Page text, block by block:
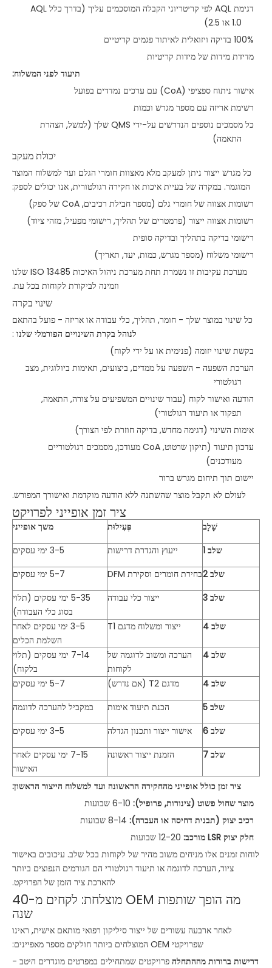
דגימת AQL לפי קריטריוני הקבלה המוסכמים עליך (בדרך כלל AQL
1.0 או 2.5)
100% בדיקה ויזואלית לאיתור פגמים קריטיים
מדידת מידות של מידות קריטיות
תיעוד לפני המשלוח:
אישור ניתוח ספציפי (CoA) עם ערכים נמדדים בפועל
רשימת אריזה עם מספר מגרש וכמות
כל מסמכים נוספים הנדרשים על-ידי QMS שלך (למשל, הצהרת
התאמה)
יכולת מעקב
כל מגרש ייצור ניתן למעקב מלא מאצוות חומרי הגלם ועד למשלוח המוצר
המוגמר. במקרה של בעיית איכות או חקירה רגולטורית, אנו יכולים לספק:
רשומות אצווה של חומרי גלם (מספר חבילת רכיבים, CoA של ספק)
רשומות אצווה ייצור (פרמטרים של תהליך, רישומי מפעיל, מזהי ציוד)
רישומי בדיקה בתהליך ובדיקה סופית
רישומי משלוח (מספר מגרש, כמות, יעד, תאריך)
מערכת עקיבות זו נשמרת תחת מערכת ניהול האיכות ISO 13485 שלנו
וזמינה לביקורת לקוחות בכל עת.
שינוי בקרה
כל שינוי במוצר שלך - חומר, תהליך, כלי עבודה או אריזה - פועל בהתאם
לנוהל בקרת השינויים הפורמלי שלנו :
בקשת שינוי יזומה (פנימית או על ידי לקוח)
הערכת השפעה - השפעה על ממדים, ביצועים, תאימות ביולוגית, מצב
רגולטורי
הודעה ואישור לקוח (עבור שינויים המשפיעים על צורה, התאמה,
תפקוד או תיעוד רגולטורי)
אימות השינוי (דגימה מחדש, בדיקה חוזרת לפי הצורך)
עדכון תיעוד (תיקון שרטוט, CoA מעודכן, מסמכים רגולטוריים
מעודכנים)
יישום תוך תיחום מגרש ברור
לעולם לא תקבל מוצר שהשתנה ללא הודעה מוקדמת ואישורך המפורש.
ציר זמן אופייני לפרויקט
שָׁלָב פְּעִילוּת
משך אופייני
שלב 1
ייעוץ והגדרת דרישות
3-5 ימי עסקים
שלב 2 בחירת חומרים וסקירת DFM
5-7 ימי עסקים
שלב 3
ייצור כלי עבודה
5-35 ימי עסקים (תלוי
בסוג כלי העבודה)
שלב 4
ייצור ומשלוח מדגם T1
3-5 ימי עסקים לאחר
השלמת הכלים
שלב 4
הערכה ומשוב לדוגמה של
לקוחות
7-14 ימי עסקים (תלוי
בלקוח)
שלב 4
מדגם T2 (אם נדרש)
5-7 ימי עסקים
שלב 5
הכנת תיעוד אימות
במקביל להערכה לדוגמה
שלב 6
אישור ייצור ותכנון הגדלה
3-5 ימי עסקים
שלב 7
הזמנת ייצור ראשונה
7-15 ימי עסקים לאחר
האישור
ציר זמן כולל אופייני מהחקירה הראשונה ועד למשלוח הייצור הראשון:
מוצר שחול פשוט (צינורות, פרופיל): 6-10 שבועות
רכיב יצוק (תבנית דחיסה או העברה): 8-14 שבועות
חלק יצוק LSR מורכב:
12-20 שבועות
לוחות זמנים אלו מניחים משוב מהיר של לקוחות בכל שלב. עיכובים באישור
ציור, הערכה לדוגמה או תיעוד רגולטורי הם הגורמים הנפוצים ביותר
להארכת ציר הזמן של הפרויקט.
מה הופך שותפות OEM מוצלחת: לקחים מ-40
שנה
לאחר ארבעה עשורים של ייצור סיליקון רפואי מותאם אישית, ראינו
שפרויקטי OEM המוצלחים ביותר חולקים מספר מאפיינים:
דרישות ברורות מההתחלה פרויקטים שמתחילים במפרטים מוגדרים היטב -